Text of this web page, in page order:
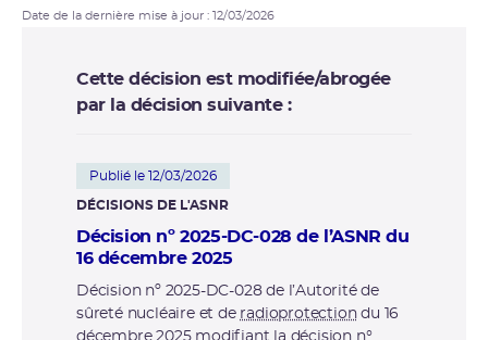
Date de la dernière mise à jour : 12/03/2026
Cette décision est modifiée/abrogée
par la décision suivante :
Publié le 12/03/2026
DÉCISIONS DE L'ASNR
Décision nº 2025-DC-028 de l’ASNR du
16 décembre 2025
Décision nº 2025-DC-028 de l’Autorité de
sûreté nucléaire et de radioprotectiondu 16
décembre 2025 modifiant la décision n°